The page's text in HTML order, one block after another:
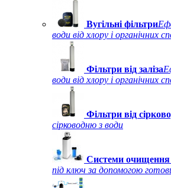
Вугільні фільтри
води від хлору і органічних
Фільтри від заліза
води від хлору і органічних
Фільтри від
сірководню з води
Системи очищення
під ключ за допомогою